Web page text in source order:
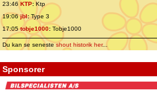
23:46 KTP:Ktp
19:06jbl:Type 3
17:05tobje1000: Tobje1000
Du kan se senesteshout historik her...
Sponsorer